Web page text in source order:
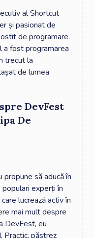
al Shortcut
și pasionat de
de programare.
a fost programarea
trecut la
de lumea
DevFest
De
să aducă în
populari experți în
lucrează activ în
mai mult despre
DevFest, eu
Practic, păstrez